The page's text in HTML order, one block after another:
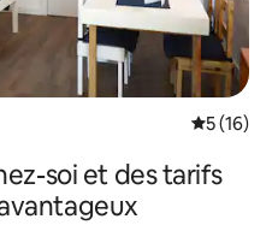
5 (16)
soi et des tarifs